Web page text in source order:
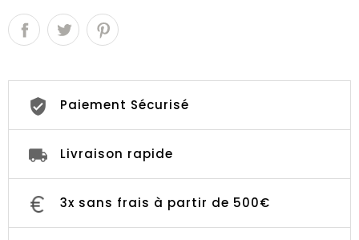
Paiement Sécurisé
Livraison rapide
3x sans frais à partir de 500€